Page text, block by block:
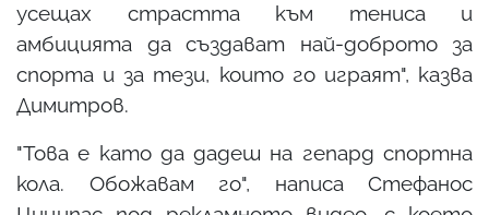
усещах страстта към тениса и
амбицията да създават най-доброто за
спорта и за тези, които го играят", казва
Димитров.
"Това е като да дадеш на гепард спортна
кола. Обожавам го", написа Стефанос